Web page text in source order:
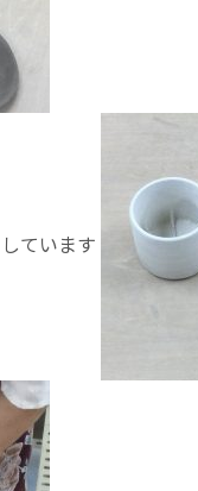
ています